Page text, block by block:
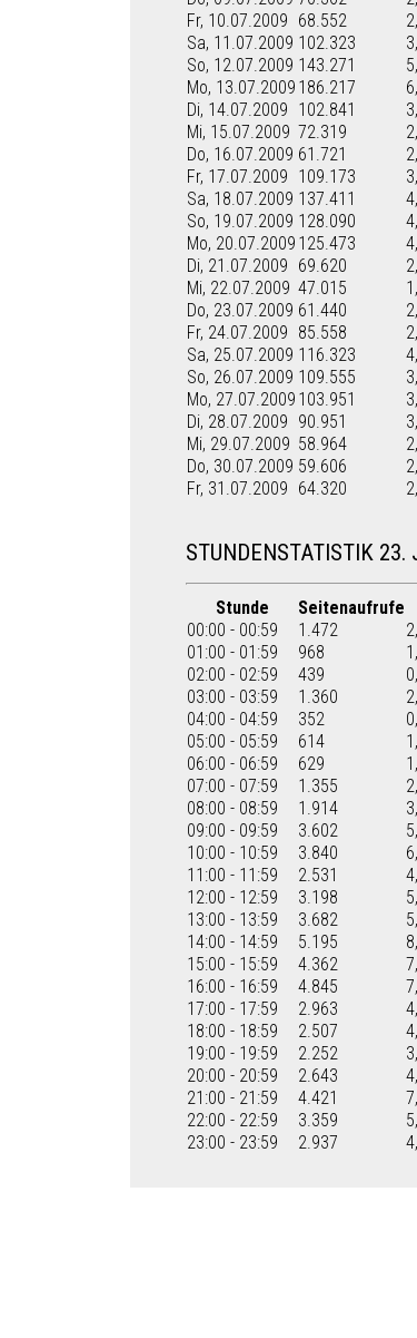
Fr, 10.07.2009 68.552
Sa, 11.07.2009 102.323
So, 12.07.2009 143.271
Mo, 13.07.2009 186.217
Di, 14.07.2009 102.841
Mi, 15.07.2009 72.319
Do, 16.07.2009 61.721
Fr, 17.07.2009 109.173
Sa, 18.07.2009 137.411
So, 19.07.2009 128.090
Mo, 20.07.2009 125.473
Di, 21.07.2009 69.620
Mi, 22.07.2009 47.015
Do, 23.07.2009 61.440
Fr, 24.07.2009 85.558
Sa, 25.07.2009 116.323
So, 26.07.2009 109.555
Mo, 27.07.2009 103.951
Di, 28.07.2009 90.951
Mi, 29.07.2009 58.964
Do, 30.07.2009 59.606
Fr, 31.07.2009 64.320
STUNDENSTATISTIK 23.
Stunde Seitenaufrufe
00:00 - 00:59
1.472
01:00 - 01:59
968
02:00 - 02:59
439
03:00 - 03:59
1.360
04:00 - 04:59
352
05:00 - 05:59
614
06:00 - 06:59
629
07:00 - 07:59
1.355
08:00 - 08:59
1.914
09:00 - 09:59
3.602
10:00 - 10:59
3.840
11:00 - 11:59
2.531
12:00 - 12:59
3.198
13:00 - 13:59
3.682
14:00 - 14:59
5.195
15:00 - 15:59
4.362
16:00 - 16:59
4.845
17:00 - 17:59
2.963
18:00 - 18:59
2.507
19:00 - 19:59
2.252
20:00 - 20:59
2.643
21:00 - 21:59
4.421
22:00 - 22:59
3.359
23:00 - 23:59
2.937